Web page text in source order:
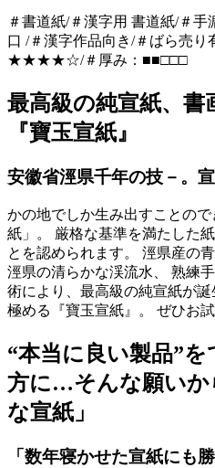
＃書道紙/＃漢字用 書道紙/＃
口 /＃漢字作品向き/＃ばら売り
★★★★☆/＃厚み：■■□□□
最高級の純宣紙、書
『寶玉宣紙』
安徽省涇県千年の技－。
かの地でしか生み出すことの
紙」。 厳格な基準を満たした
とを認められます。 涇県産の
涇県の清らかな渓流水、 熟練
術により、最高級の純宣紙が
極める『寶玉宣紙』。 ぜひお試
“本当に良い製品”
方に…そんな願いか
な宣紙」
「数年寝かせた宣紙にも